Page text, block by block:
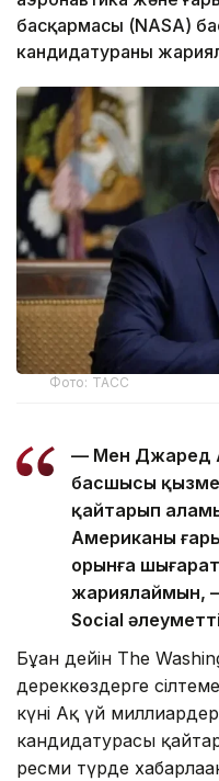
басқармасы (NASA)
кандидатураны
Фото: ТАСС
— Мен Джаред
басшысы
қайтарып
Американы
орынға
жариялаймын,
Social
Бұған дейін The
дереккөздерге
күні Ақ үй
кандидатурасы
ресми түрде